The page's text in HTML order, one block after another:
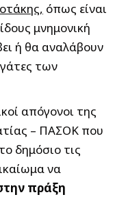
όπως είναι
μνημονική
ή θα αναλάβουν
των
απόγονοι της
– ΠΑΣΟΚ που
δημόσιο τις
να
πράξη